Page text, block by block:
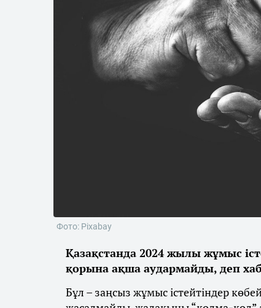
Фото: Pixabay
Қазақстанда 2024 жылы жұмыс
қорына ақша аудармайды, деп
Бұл – заңсыз жұмыс істейтіндер